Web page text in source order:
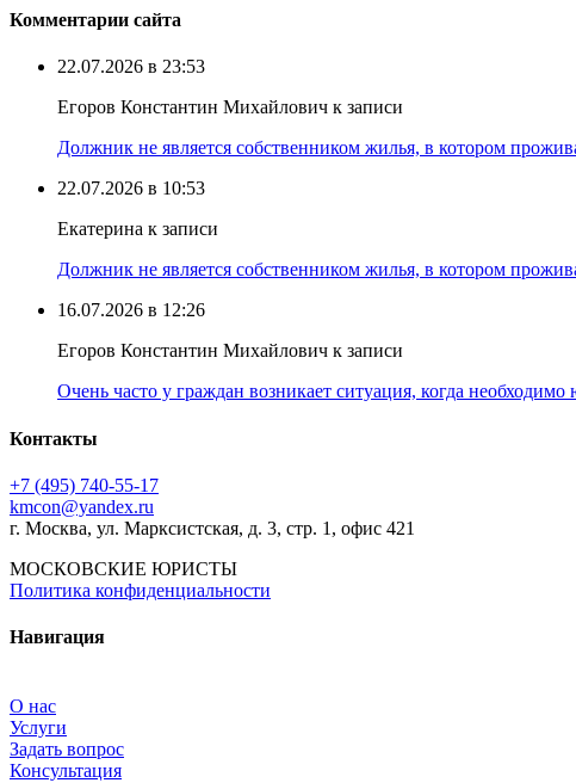
Комментарии сайта
22.07.2026 в 23:53
Егоров Константин Михайлович к записи
Должник не является собственником жилья, в котором
22.07.2026 в 10:53
Екатерина к записи
Должник не является собственником жилья, в котором
16.07.2026 в 12:26
Егоров Константин Михайлович к записи
Очень часто у граждан возникает ситуация, когда
Контакты
+7 (495) 740‑55‑17
kmcon@yandex.ru
г. Москва, ул. Марксистская, д. 3, стр. 1, офис 421
МОСКОВСКИЕ ЮРИСТЫ
Политика конфиденциальности
Навигация
О нас
Услуги
Задать вопрос
Консультация